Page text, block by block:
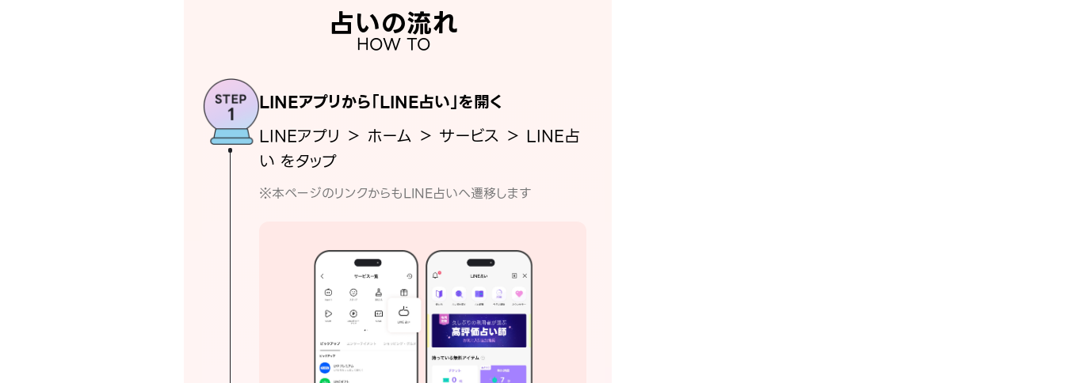
占いの流れ
HOW TO
LINEアプリから「LINE占い」を開く
LINEアプリ ＞ ホーム ＞ サービス ＞ LINE占
い をタップ
※本ページのリンクからもLINE占いへ遷移します